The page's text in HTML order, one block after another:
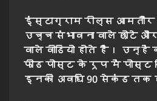
इंस्टाग्राम रील्स आमतौर
उच्च संभावना वाले छोटे
वाले वीडियो होते हैं। उन्हें
फीड पोस्ट के रूप में पोस्ट
इनकी अवधि 90 सेकंड तक